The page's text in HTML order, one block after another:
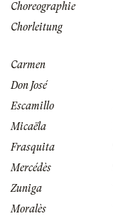
Choreographie
Chorleitung
Carmen
Don José
Escamillo
Micaëla
Frasquita
Mercédès
Zuniga
Moralès